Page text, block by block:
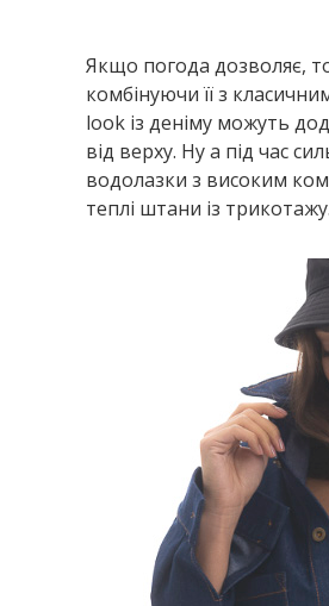
Якщо погода дозволяє,
комбінуючи її з
look із деніму можуть
від верху. Ну а під час
водолазки з високим
теплі штани із